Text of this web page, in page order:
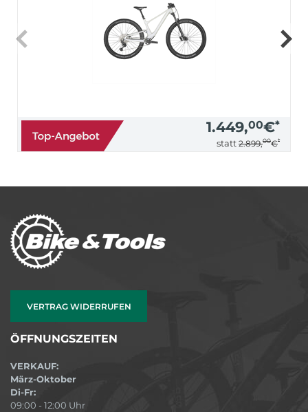
1.449,00€*
statt 2.899,00€*
VERTRAG WIDERRUFEN
ÖFFNUNGSZEITEN
VERKAUF:
März-Oktober
Di-Fr:
09:00 - 12:00 Uhr